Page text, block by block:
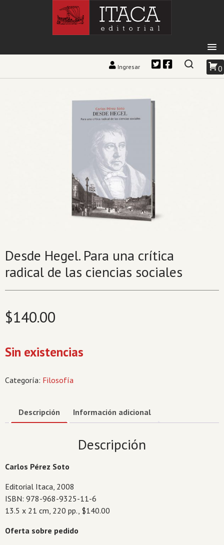
Ingresar 0
Desde Hegel. Para una crítica
radical de las ciencias sociales
$140.00
Sin existencias
Categoría: Filosofía
Descripción Información adicional
Descripción
Carlos Pérez Soto
Editorial Itaca, 2008
ISBN: 978-968-9325-11-6
13.5 x 21 cm, 220 pp., $140.00
Oferta sobre pedido